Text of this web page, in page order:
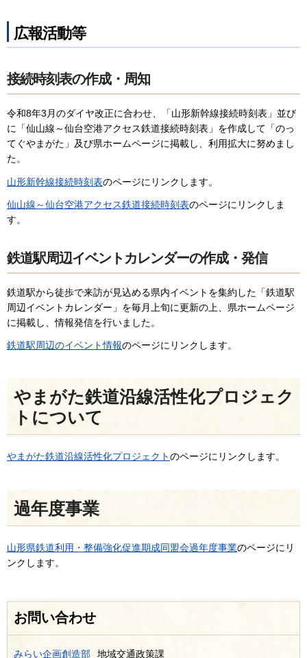
広報活動等
接続時刻表の作成・周知
令和8年3月のダイヤ改正に合わせ、「山形新幹線接続時刻表」並び
に「仙山線～仙台空港アクセス鉄道接続時刻表」を作成して「のっ
てぐやまがた」及び県ホームページに掲載し、利用拡大に努めまし
た。
山形新幹線接続時刻表のページにリンクします。
仙山線～仙台空港アクセス鉄道接続時刻表のページにリンクしま
す。
鉄道駅周辺イベントカレンダーの作成・発信
鉄道駅から徒歩で来訪が見込める県内イベントを集約した「鉄道駅
周辺イベントカレンダー」を毎月上旬に更新の上、県ホームページ
に掲載し、情報発信を行いました。
鉄道駅周辺のイベント情報のページにリンクします。
やまがた鉄道沿線活性化プロジェク
トについて
やまがた鉄道沿線活性化プロジェクトのページにリンクします。
過年度事業
山形県鉄道利用・整備強化促進期成同盟会過年度事業のページにリ
ンクします。
お問い合わせ
みらい企画創造部 地域交通政策課